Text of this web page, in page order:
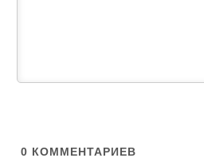
0 КОММЕНТАРИЕВ